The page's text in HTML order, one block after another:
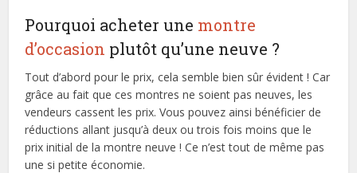
Pourquoi acheter une montre
d’occasion plutôt qu’une neuve ?
Tout d’abord pour le prix, cela semble bien sûr évident ! Car
grâce au fait que ces montres ne soient pas neuves, les
vendeurs cassent les prix. Vous pouvez ainsi bénéficier de
réductions allant jusqu’à deux ou trois fois moins que le
prix initial de la montre neuve ! Ce n’est tout de même pas
une si petite économie.